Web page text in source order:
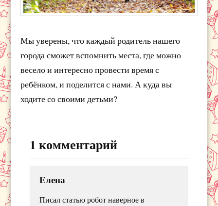
Мы уверены, что каждый родитель нашего
города сможет вспомнить места, где можно
весело и интересно провести время с
ребёнком, и поделится с нами. А куда вы
ходите со своими детьми?
1 комментарий
Елена
Писал статью робот наверное в